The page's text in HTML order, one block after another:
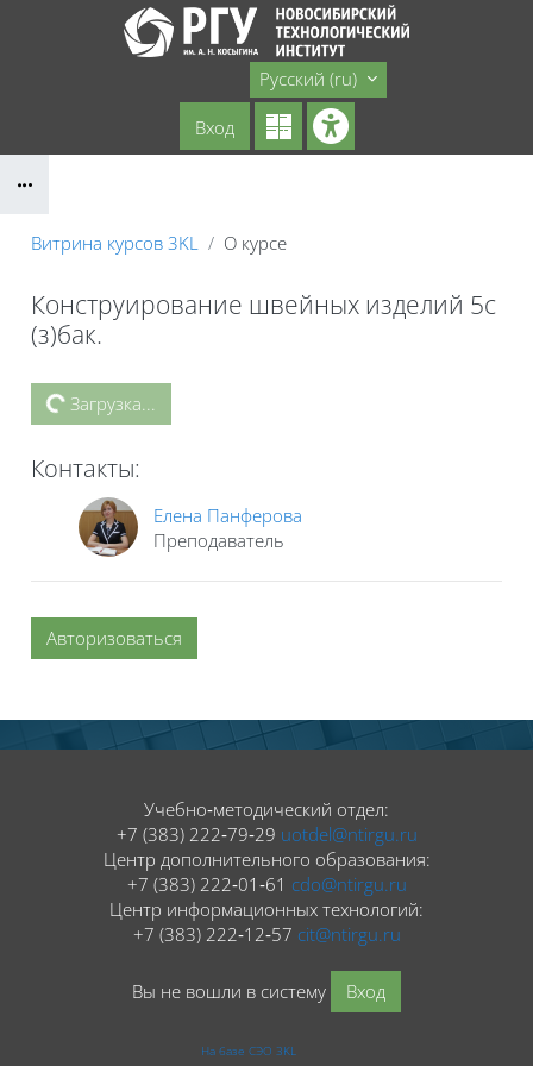
Перейти к основному содержанию
Русский ‎(ru)‎
Вход
Витрина курсов 3KL О курсе
Конструирование швейных изделий 5с
(з)бак.
Блоки
Загрузка...
Контакты:
Елена Панферова
Преподаватель
Авторизоваться
Блоки
Учебно‑методический отдел:
+7 (383) 222‑79‑29 uotdel@ntirgu.ru
Центр дополнительного образования:
+7 (383) 222‑01‑61 cdo@ntirgu.ru
Центр информационных технологий:
+7 (383) 222‑12‑57 cit@ntirgu.ru
Вы не вошли в систему Вход
На базе СЭО 3KL